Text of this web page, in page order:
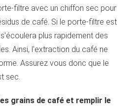
filtre avec un chiffon sec pour
de café. Si le porte-filtre est
plus rapidement des
Ainsi, l'extraction du café ne
Assurez vous donc que le
sec.
grains de café et remplir le